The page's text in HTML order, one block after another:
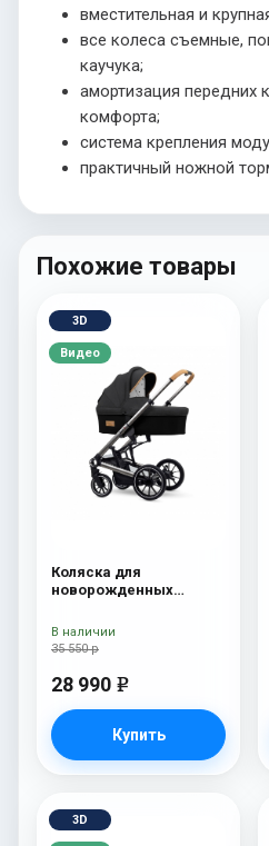
вместительная и
все колеса съемные,
каучука;
амортизация передних
комфорта;
система крепления
практичный ножной
Похожие товары
3D
Видео
Коляска для
новорожденных
35 550 р
28 990 e
Купить
В наличии
3D